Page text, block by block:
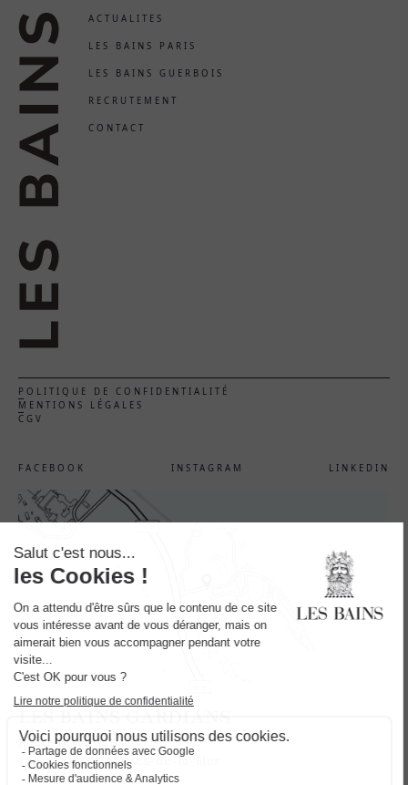
ACTUALITES
LES BAINS PARIS
LES BAINS GUERBOIS
RECRUTEMENT
CONTACT
POLITIQUE DE CONFIDENTIALITÉ
MENTIONS LÉGALES
CGV
FACEBOOK INSTAGRAM LINKEDIN
Route D'Arles, D570
13460 Saintes-Maries-de-la-Mer